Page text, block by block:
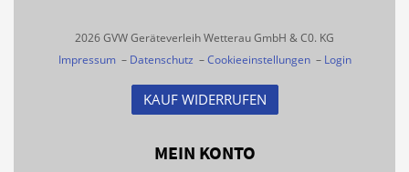
2026 GVW Geräteverleih Wetterau GmbH & C0. KG
Impressum– Datenschutz –Cookieeinstellungen– Login
KAUF WIDERRUFEN
MEIN KONTO